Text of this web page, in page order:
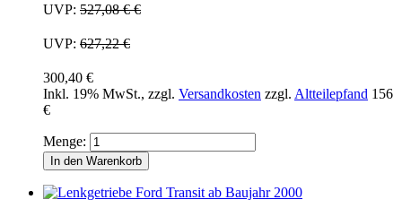
UVP: 527,08 €€
UVP: 627,22 €
300,40 €
Inkl. 19% MwSt., zzgl. Versandkosten zzgl. Altteilepfand 156
€
Menge:
In den Warenkorb